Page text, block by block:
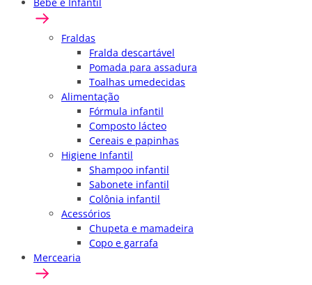
Fraldas
Fralda descartável
Pomada para assadura
Toalhas umedecidas
Alimentação
Fórmula infantil
Composto lácteo
Cereais e papinhas
Higiene Infantil
Shampoo infantil
Sabonete infantil
Colônia infantil
Acessórios
Chupeta e mamadeira
Copo e garrafa
Mercearia